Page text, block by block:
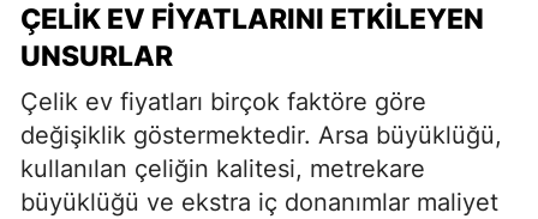
ÇELIK EV FIYATLARINI ETKILEYEN
UNSURLAR
Çelik ev fiyatları birçok faktöre göre
değişiklik göstermektedir. Arsa büyüklüğü,
kullanılan çeliğin kalitesi, metrekare
büyüklüğü ve ekstra iç donanımlar maliyet